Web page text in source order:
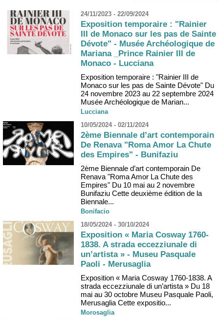
24/11/2023 - 22/09/2024
Exposition temporaire : "Rainier
III de Monaco sur les pas de Sainte
Dévote" - Musée Archéologique de
Mariana _Prince Rainier III de
Monaco - Lucciana
Exposition temporaire : "Rainier III de
Monaco sur les pas de Sainte Dévote" Du
24 novembre 2023 au 22 septembre 2024
Musée Archéologique de Marian...
Lucciana
10/05/2024 - 02/11/2024
2ème Biennale d’art contemporain
De Renava "Roma Amor La Chute
des Empires" - Bunifaziu
2ème Biennale d’art contemporain De
Renava "Roma Amor La Chute des
Empires" Du 10 mai au 2 novembre
Bunifaziu Cette deuxième édition de la
Biennale...
Bonifacio
18/05/2024 - 30/10/2024
Exposition « Maria Cosway 1760-
1838. A strada eccezziunale di
un’artista » - Museu Pasquale
Paoli - Merusaglia
Exposition « Maria Cosway 1760-1838. A
strada eccezziunale di un’artista » Du 18
mai au 30 octobre Museu Pasquale Paoli,
Merusaglia Cette expositio...
Morosaglia